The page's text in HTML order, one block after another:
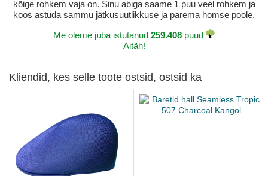
kõige rohkem vaja on. Sinu abiga saame 1 puu veel rohkem ja
koos astuda sammu jätkusuutlikkuse ja parema homse poole.
Me oleme juba istutanud 259.408 puud
Aitäh!
Kliendid, kes selle toote ostsid, ostsid ka